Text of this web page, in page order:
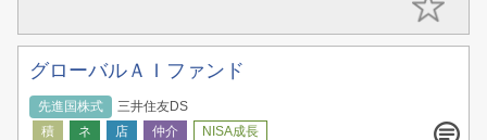
グローバルＡＩファンド
先進国株式 三井住友DS